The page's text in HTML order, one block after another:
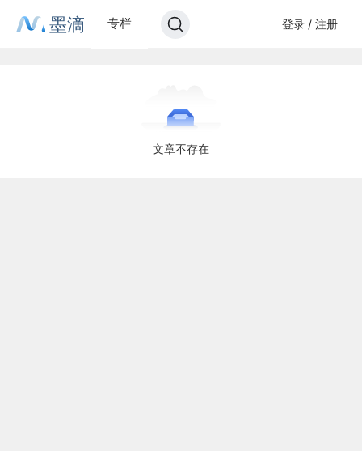
墨滴 专栏 登录 / 注册
文章不存在